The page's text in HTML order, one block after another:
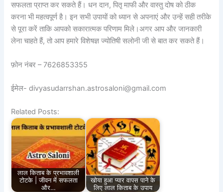
सफलता प्राप्त कर सकते हैं। धन दान, पितृ माफी और वास्तु दोष को ठीक
करना भी महत्वपूर्ण है। इन सभी उपायों को ध्यान से अपनाएं और उन्हें सही तरीके
से पूरा करें ताकि आपको सकारात्मक परिणाम मिले।अगर आप और जानकारी
लेना चाहते हैं, तो आप हमारे विशेषज्ञ ज्योतिषी सलोनी जी से बात कर सकते हैं।
फ़ोन नंबर – 7626853355
ईमेल- divyasudarrshan.astrosaloni@gmail.com
Related Posts:
लाल किताब के प्रभावशाली
टोटके | जीवन में सफलता
और…
खोया हुआ प्यार वापस पाने के
लिए लाल किताब के उपाय